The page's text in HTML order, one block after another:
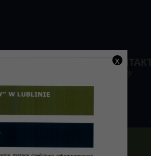
OSIEDLA KONTAKT
telefony
x